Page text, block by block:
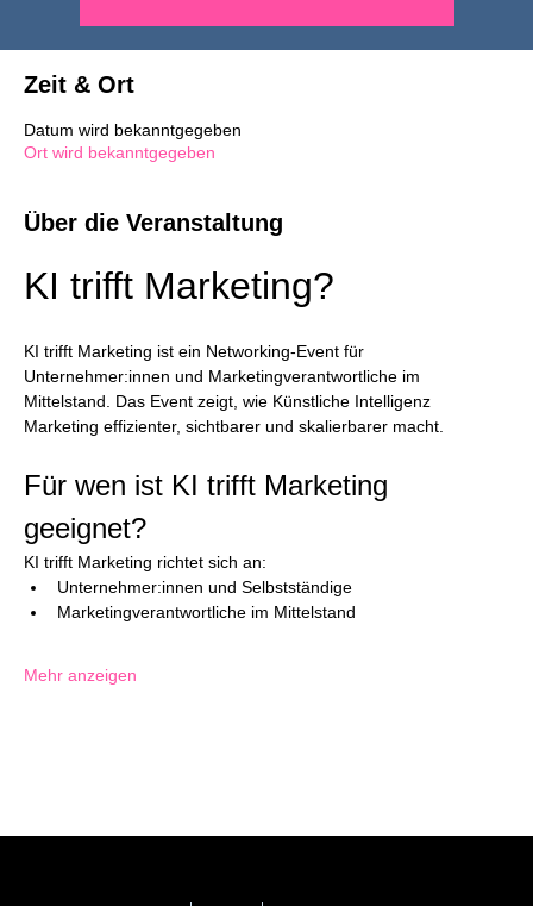
Zeit & Ort
Datum wird bekanntgegeben
Ort wird bekanntgegeben
Über die Veranstaltung
KI trifft Marketing?
KI trifft Marketing ist ein Networking-Event für
Unternehmer:innen und Marketingverantwortliche im
Mittelstand. Das Event zeigt, wie Künstliche Intelligenz
Marketing effizienter, sichtbarer und skalierbarer macht.
Für wen ist KI trifft Marketing
geeignet?
KI trifft Marketing richtet sich an:
Unternehmer:innen und Selbstständige
Marketingverantwortliche im Mittelstand
Mehr anzeigen